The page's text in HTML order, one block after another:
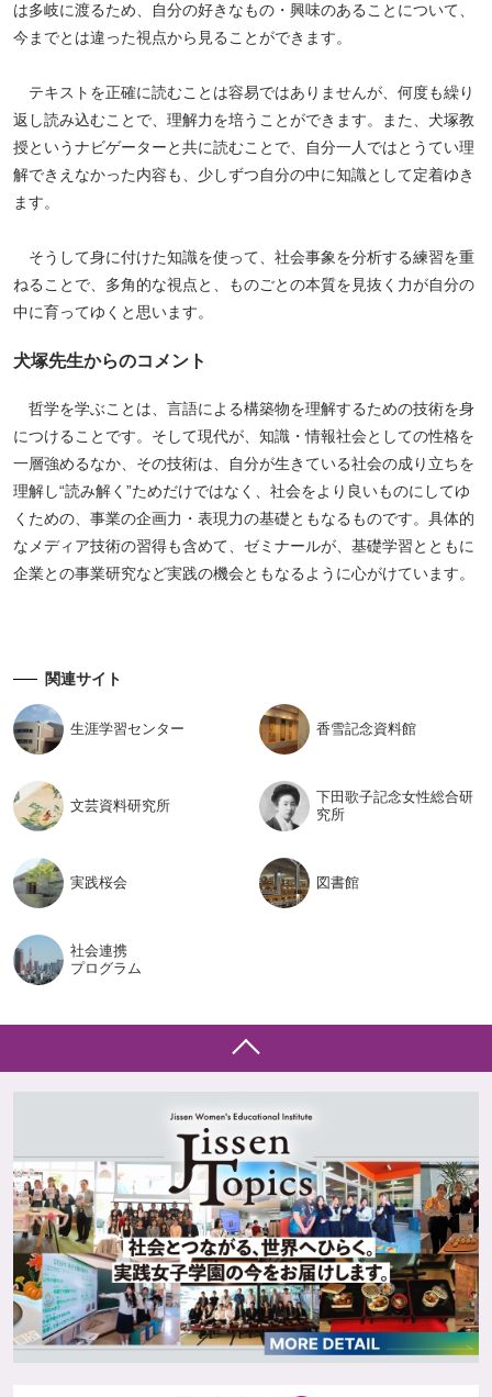
は多岐に渡るため、自分の好きなもの・興味のあることについて、
今までとは違った視点から見ることができます。
テキストを正確に読むことは容易ではありませんが、何度も繰り
返し読み込むことで、理解力を培うことができます。また、犬塚教
授というナビゲーターと共に読むことで、自分一人ではとうてい理
解できえなかった内容も、少しずつ自分の中に知識として定着ゆき
ます。
そうして身に付けた知識を使って、社会事象を分析する練習を重
ねることで、多角的な視点と、ものごとの本質を見抜く力が自分の
中に育ってゆくと思います。
犬塚先生からのコメント
哲学を学ぶことは、言語による構築物を理解するための技術を身
につけることです。そして現代が、知識・情報社会としての性格を
一層強めるなか、その技術は、自分が生きている社会の成り立ちを
理解し“読み解く”ためだけではなく、社会をより良いものにしてゆ
くための、事業の企画力・表現力の基礎ともなるものです。具体的
なメディア技術の習得も含めて、ゼミナールが、基礎学習とともに
企業との事業研究など実践の機会ともなるように心がけています。
関連サイト
生涯学習センター 香雪記念資料館
文芸資料研究所
下田歌子記念女性総合研
究所
実践桜会 図書館
社会連携
プログラム
ト